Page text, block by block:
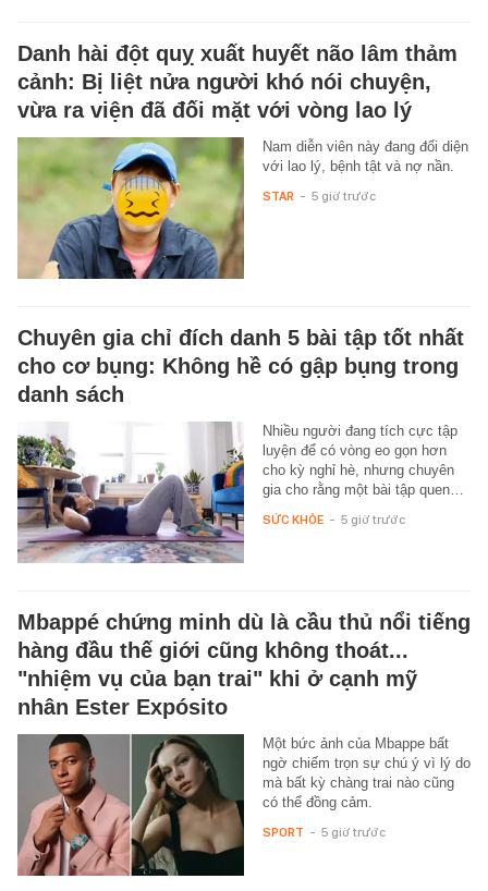
Danh hài đột quỵ xuất huyết não lâm thảm
cảnh: Bị liệt nửa người khó nói chuyện,
vừa ra viện đã đối mặt với vòng lao lý
Nam diễn viên này đang đối diện
với lao lý, bệnh tật và nợ nần.
STAR - 5 giờ trước
Chuyên gia chỉ đích danh 5 bài tập tốt nhất
cho cơ bụng: Không hề có gập bụng trong
danh sách
Nhiều người đang tích cực tập
luyện để có vòng eo gọn hơn
cho kỳ nghỉ hè, nhưng chuyên
gia cho rằng một bài tập quen…
SỨC KHỎE - 5 giờ trước
Mbappé chứng minh dù là cầu thủ nổi tiếng
hàng đầu thế giới cũng không thoát...
"nhiệm vụ của bạn trai" khi ở cạnh mỹ
nhân Ester Expósito
Một bức ảnh của Mbappe bất
ngờ chiếm trọn sự chú ý vì lý do
mà bất kỳ chàng trai nào cũng
có thể đồng cảm.
SPORT - 5 giờ trước